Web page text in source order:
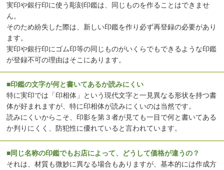
実印や銀行印に使う彫刻印鑑は、同じものを作ることはできませ
ん。
そのため紛失した際は、新しい印鑑を作り必ず再登録の必要があり
ます。
実印や銀行印にゴム印等の同じものがいくらでもできるような印鑑
が登録不可の理由はそこにあります。
■印鑑の文字が何と書いてあるか読みにくい
特に実印では「印相体」という現代文字と一見異なる形状を持つ書
体が好まれますが、特に印相体が読みにくいのは当然です。
読みにくいからこそ、印影を第３者が見ても一目で何と書いてある
か判りにくく、防犯性に優れていると言われています。
■同じ名称の印鑑でもお店によって、どうして価格が違うの？
それは、材質も微妙に異なる場合もありますが、基本的には作成方